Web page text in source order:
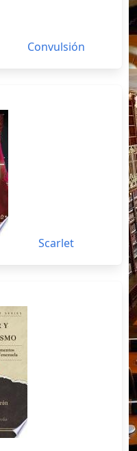
Convulsión
Scarlet